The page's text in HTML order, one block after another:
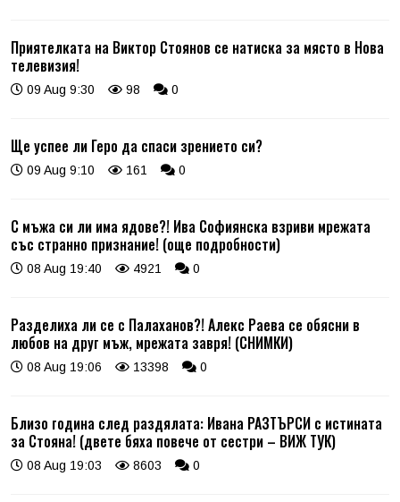
Приятелката на Виктор Стоянов се натиска за място в Нова
телевизия!
09 Aug 9:30 98 0
Ще успее ли Геро да спаси зрението си?
09 Aug 9:10 161 0
С мъжа си ли има ядове?! Ива Софиянска взриви мрежата
със странно признание! (още подробности)
08 Aug 19:40 4921 0
Разделиха ли се с Палаханов?! Алекс Раева се обясни в
любов на друг мъж, мрежата завря! (СНИМКИ)
08 Aug 19:06 13398 0
Близо година след раздялата: Ивана РАЗТЪРСИ с истината
за Стояна! (двете бяха повече от сестри – ВИЖ ТУК)
08 Aug 19:03 8603 0